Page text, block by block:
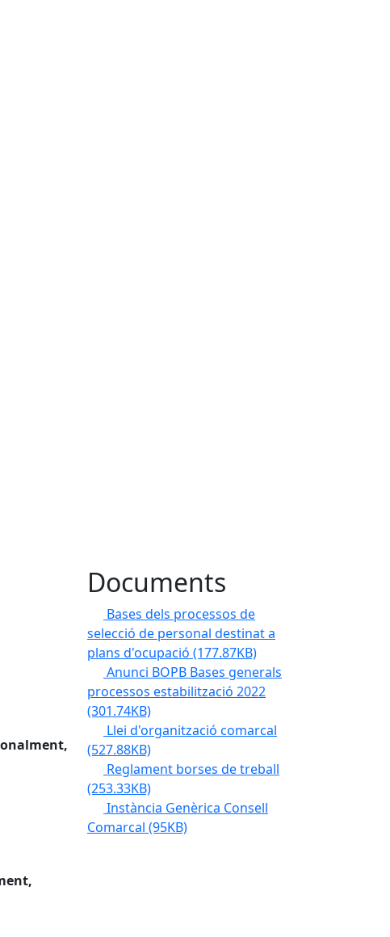
Documents
Bases dels processos de
selecció de personal destinat a
plans d'ocupació (177.87KB)
Anunci BOPB Bases generals
processos estabilització 2022
(301.74KB)
Llei d'organització comarcal
(527.88KB)
Reglament borses de treball
(253.33KB)
Instància Genèrica Consell
Comarcal (95KB)